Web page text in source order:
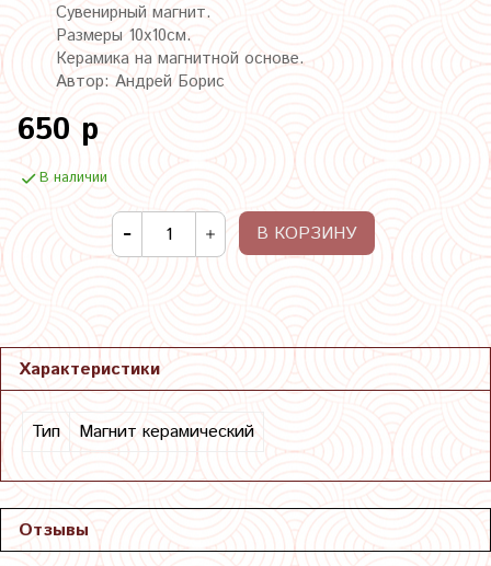
Сувенирный магнит.
Размеры 10х10см.
Керамика на магнитной основе.
Автор: Андрей Борис
650 р
В наличии
В КОРЗИНУ
Характеристики
Тип Магнит керамический
Отзывы